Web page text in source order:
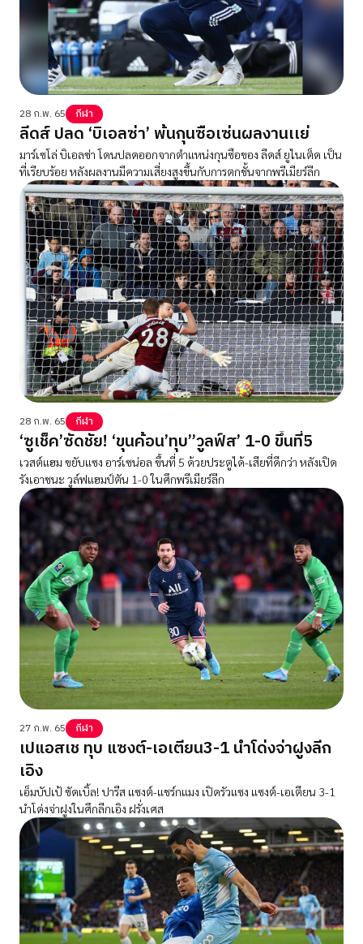
28 ก.พ. 65 กีฬา
ลีดส์ ปลด ‘บิเอลซ่า’ พ้นกุนซือเซ่นผลงานเเย่
มาร์เซโล่ บิเอลซ่า โดนปลดออกจากตำแหน่งกุนซือของ ลีดส์ ยูไนเต็ด เป็น
ที่เรียบร้อย หลังผลงานมีความเสี่ยงสูงขึ้นกับการตกชั้นจากพรีเมียร์ลีก
28 ก.พ. 65 กีฬา
‘ซูเช็ค’ซัดชัย! ‘ขุนค้อน’ทุบ”วูลฟ์ส’ 1-0 ขึ้นที่5
เวสต์แฮม ขยับแซง อาร์เซน่อล ขึ้นที่ 5 ด้วยประตูได้-เสียที่ดีกว่า หลังเปิด
รังเอาชนะ วูล์ฟแฮมป์ตัน 1-0 ในศึกพรีเมียร์ลีก
27 ก.พ. 65 กีฬา
เปแอสเช ทุบ แซงต์-เอเตียน3-1 นำโด่งจ่าฝูงลีก
เอิง
เอ็มบัปเป้ ซัดเบิ้ล! ปารีส แซงต์-แชร์กแมง เปิดรัวแซง แซงต์-เอเตียน 3-1
นำโด่งจ่าฝูงในศึกลีกเอิง ฝรั่งเศส